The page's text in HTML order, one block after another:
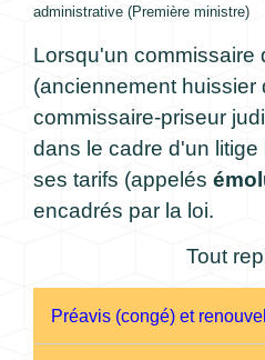
administrative (Première ministre)
Lorsqu'un commissaire
(anciennement huissier
commissaire-priseur
dans le cadre d'un litige
ses tarifs (appelés
encadrés par la loi.
Tout
Préavis (congé) et